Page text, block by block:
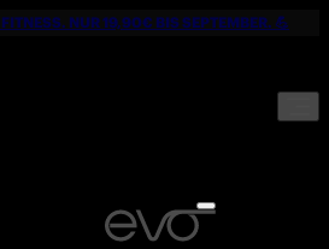
NUR 19,90€ BIS SEPTEMBER. 💪